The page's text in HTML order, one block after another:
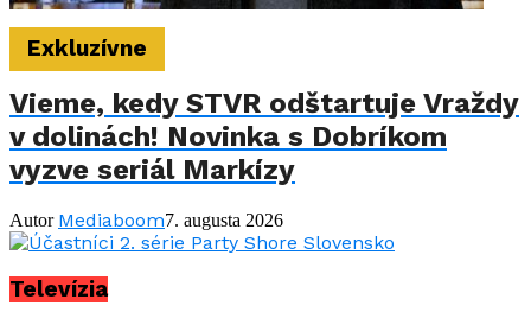
Exkluzívne
Vieme, kedy STVR odštartuje Vraždy
v dolinách! Novinka s Dobríkom
vyzve seriál Markízy
Autor Mediaboom7. augusta 2026
Televízia